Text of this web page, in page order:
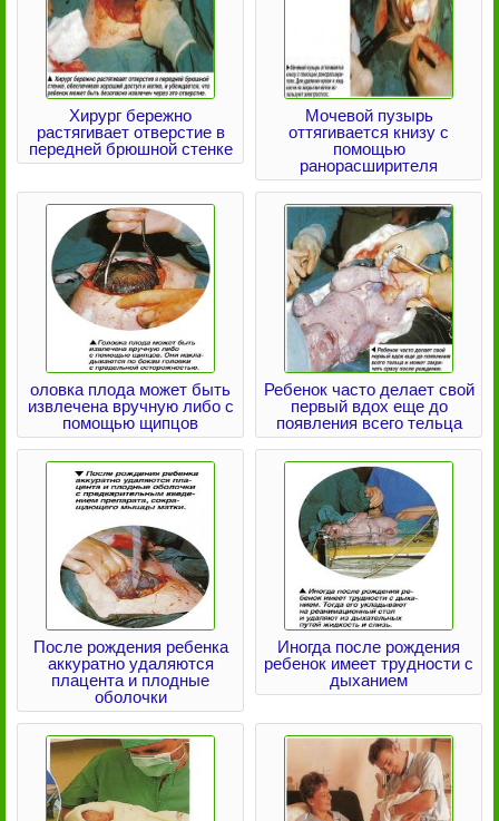
Хирург бережно
растягивает отверстие в
передней брюшной стенке
Мочевой пузырь
оттягивается книзу с
помощью
ранорасширителя
оловка плода может быть
извлечена вручную либо с
помощью щипцов
Ребенок часто делает свой
первый вдох еще до
появления всего тельца
После рождения ребенка
аккуратно удаляются
плацента и плодные
оболочки
Иногда после рождения
ребенок имеет трудности с
дыханием